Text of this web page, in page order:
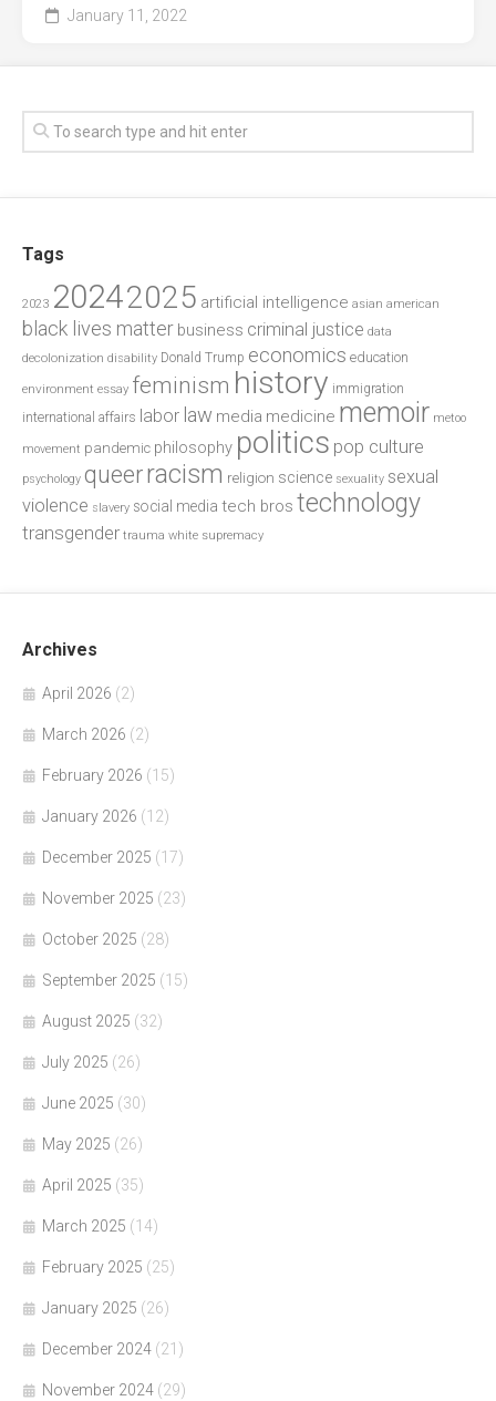
January 11, 2022
Tags
2023 20242025 artificial intelligence asian american
black lives matter business criminal justice data
decolonization disability Donald Trump economics education
environment essay feminism history immigration
international affairs labor law media medicine memoir metoo
movement pandemic philosophy politics pop culture
psychology queerracism religion science sexuality sexual
violence slavery social media tech bros technology
transgender trauma white supremacy
Archives
April 2026 (2)
March 2026 (2)
February 2026 (15)
January 2026 (12)
December 2025 (17)
November 2025 (23)
October 2025 (28)
September 2025 (15)
August 2025 (32)
July 2025 (26)
June 2025 (30)
May 2025 (26)
April 2025 (35)
March 2025 (14)
February 2025 (25)
January 2025 (26)
December 2024 (21)
November 2024 (29)